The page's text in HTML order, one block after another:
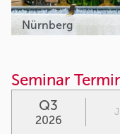
Nürnberg
Seminar
Q3
2026